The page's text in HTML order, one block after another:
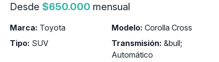
Desde $650.000 mensual
Marca: Toyota Modelo: Corolla Cross
Tipo: SUV Transmisión: &bull;
Automático